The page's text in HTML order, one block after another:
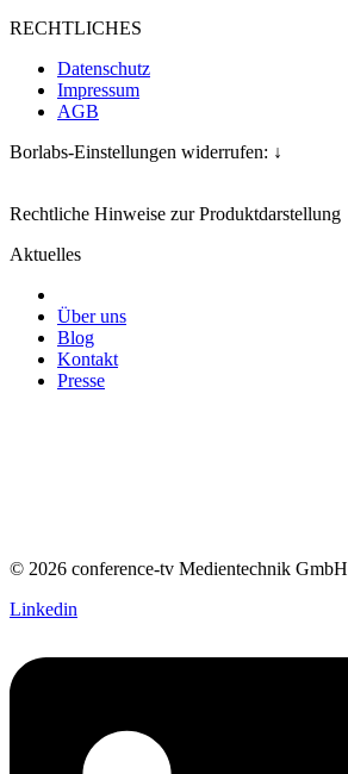
RECHTLICHES
Datenschutz
Impressum
AGB
Borlabs-Einstellungen widerrufen: ↓
Rechtliche Hinweise zur Produktdarstellung
Aktuelles
Über uns
Blog
Kontakt
Presse
© 2026 conference-tv Medientechnik GmbH
Linkedin